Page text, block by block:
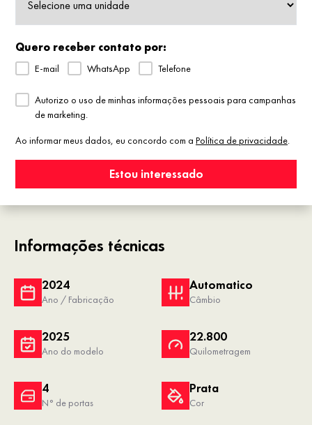
Quero receber contato por:
E-mail WhatsApp Telefone
Autorizo o uso de minhas informações pessoais para campanhas
de marketing.
Ao informar meus dados, eu concordo com a Política de privacidade.
Estou interessado
Informações técnicas
2024
Ano / Fabricação
Automatico
Câmbio
4
N° de portas
Prata
Cor
2025
Ano do modelo
22.800
Quilometragem